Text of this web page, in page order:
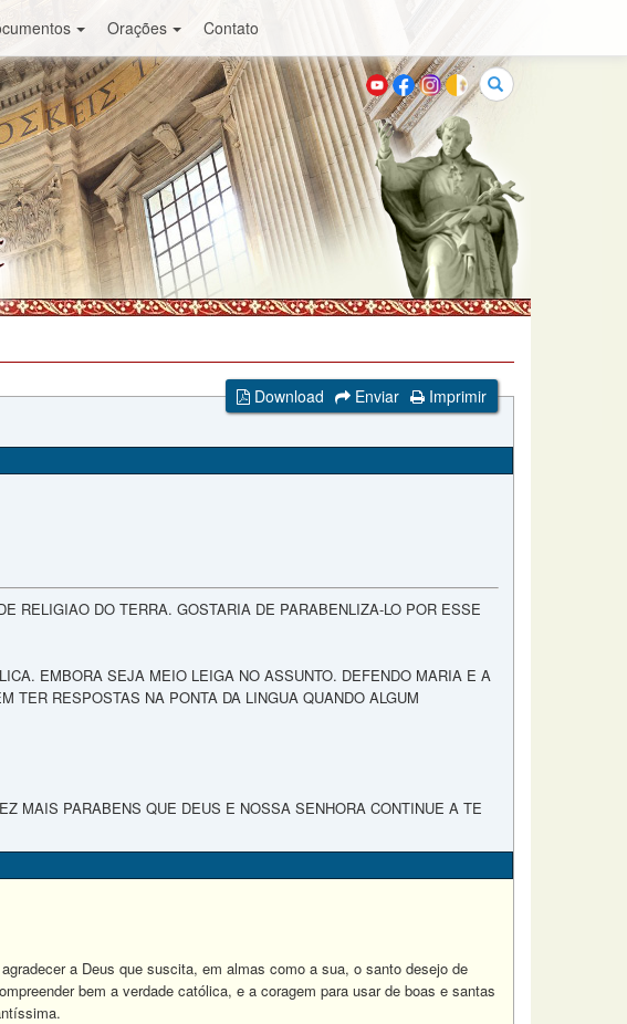
Orações Contato
Buscar
Download Enviar
Imprimir
RELIGIAO DO TERRA. GOSTARIA DE PARABENLIZA-LO POR ESSE
EMBORA SEJA MEIO LEIGA NO ASSUNTO. DEFENDO MARIA E A
TER RESPOSTAS NA PONTA DA LINGUA QUANDO ALGUM
MAIS PARABENS QUE DEUS E NOSSA SENHORA CONTINUE A TE
a Deus que suscita, em almas como a sua, o santo desejo de
bem a verdade católica, e a coragem para usar de boas e santas